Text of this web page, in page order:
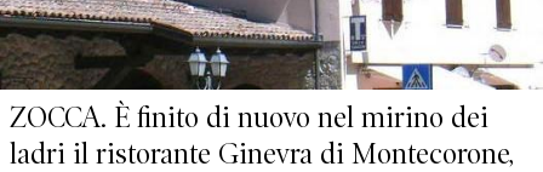
ZOCCA. È finito di nuovo nel mirino dei
ladri il ristorante Ginevra di Montecorone,